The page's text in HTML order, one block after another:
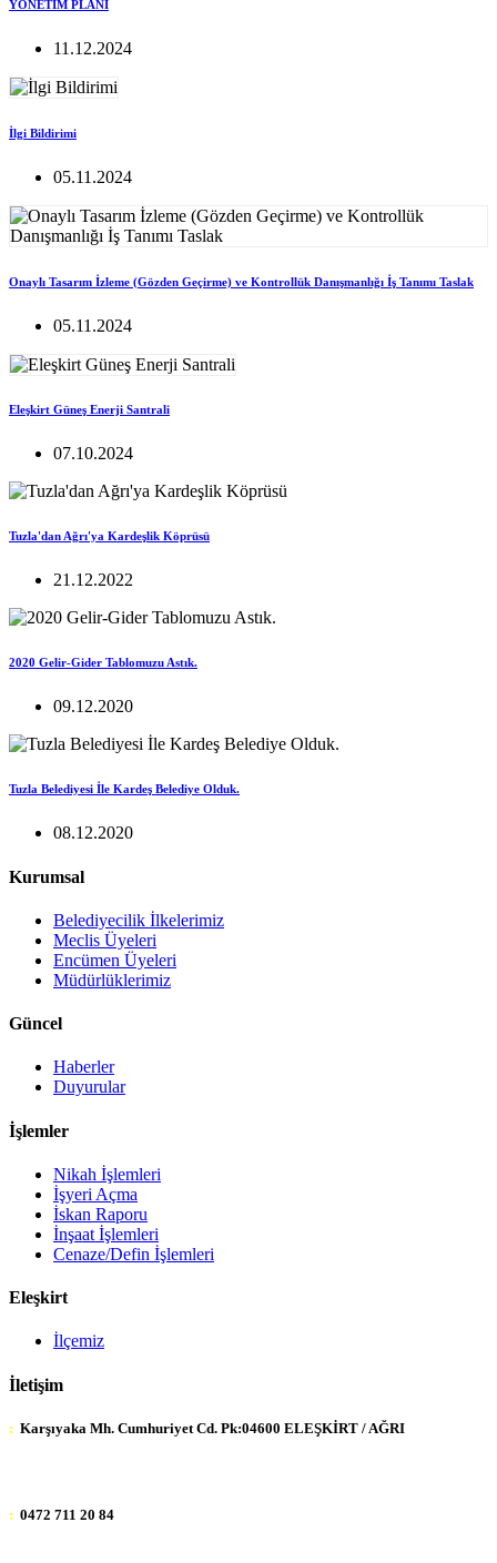
YÖNETİM PLANI
11.12.2024
İlgi Bildirimi
05.11.2024
Onaylı Tasarım İzleme (Gözden Geçirme) ve Kontrollük Danışmanlığı İş Tanımı Taslak
05.11.2024
Eleşkirt Güneş Enerji Santrali
07.10.2024
Tuzla'dan Ağrı'ya Kardeşlik Köprüsü
21.12.2022
2020 Gelir-Gider Tablomuzu Astık.
09.12.2020
Tuzla Belediyesi İle Kardeş Belediye Olduk.
08.12.2020
Kurumsal
Belediyecilik İlkelerimiz
Meclis Üyeleri
Encümen Üyeleri
Müdürlüklerimiz
Güncel
Haberler
Duyurular
İşlemler
Nikah İşlemleri
İşyeri Açma
İskan Raporu
İnşaat İşlemleri
Cenaze/Defin İşlemleri
Eleşkirt
İlçemiz
İletişim
: Karşıyaka Mh. Cumhuriyet Cd. Pk:04600 ELEŞKİRT / AĞRI
: 0472 711 20 84